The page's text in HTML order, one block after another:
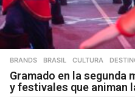
BRANDS ,BRASIL ,CULTURA ,
Gramado en la segunda
y festivales que animan